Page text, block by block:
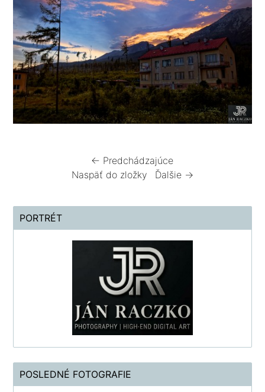
← Predchádzajúce
Naspäť do zložky
Ďalšie →
PORTRÉT
POSLEDNÉ FOTOGRAFIE